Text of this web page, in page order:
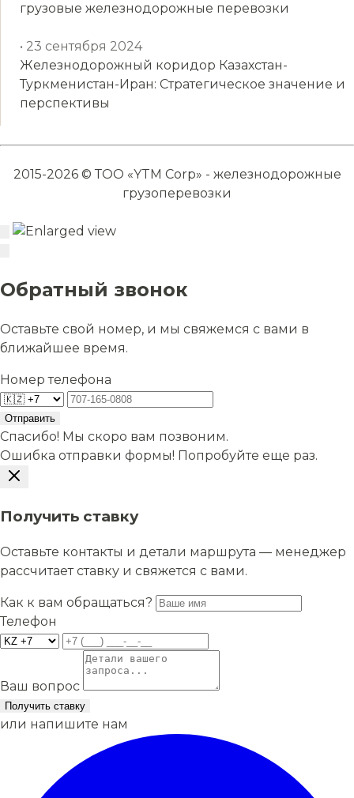
грузовые железнодорожные перевозки
• 23 сентября 2024
Железнодорожный коридор Казахстан-
Туркменистан-Иран: Стратегическое значение и
перспективы
2015-2026 © ТОО «YTM Corp» - железнодорожные
грузоперевозки
Обратный звонок
Оставьте свой номер, и мы свяжемся с вами в
ближайшее время.
Номер телефона
Отправить
Спасибо! Мы скоро вам позвоним.
Ошибка отправки формы! Попробуйте еще раз.
Получить ставку
Оставьте контакты и детали маршрута — менеджер
рассчитает ставку и свяжется с вами.
Как к вам обращаться?
Телефон
Ваш вопрос
Получить ставку
или напишите нам